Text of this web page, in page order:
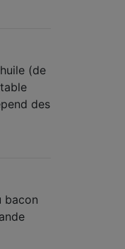
(de
des
bacon